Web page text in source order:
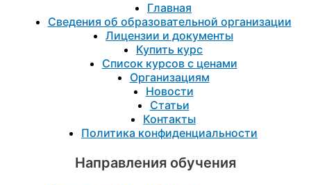
Главная
Сведения об образовательной организации
Лицензии и документы
Купить курс
Список курсов с ценами
Организациям
Новости
Статьи
Контакты
Политика конфиденциальности
Направления обучения